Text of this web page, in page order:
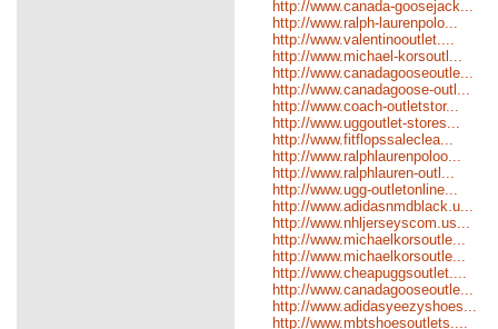
http://www.canada-goosejack...
http://www.ralph-laurenpolo...
http://www.valentinooutlet....
http://www.michael-korsoutl...
http://www.canadagooseoutle...
http://www.canadagoose-outl...
http://www.coach-outletstor...
http://www.uggoutlet-stores...
http://www.fitflopssaleclea...
http://www.ralphlaurenpoloo...
http://www.ralphlauren-outl...
http://www.ugg-outletonline...
http://www.adidasnmdblack.u...
http://www.nhljerseyscom.us...
http://www.michaelkorsoutle...
http://www.michaelkorsoutle...
http://www.cheapuggsoutlet....
http://www.canadagooseoutle...
http://www.adidasyeezyshoes...
http://www.mbtshoesoutlets....